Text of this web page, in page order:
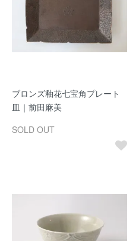
ブロンズ釉花七宝角プレート
皿｜前田麻美
SOLD OUT